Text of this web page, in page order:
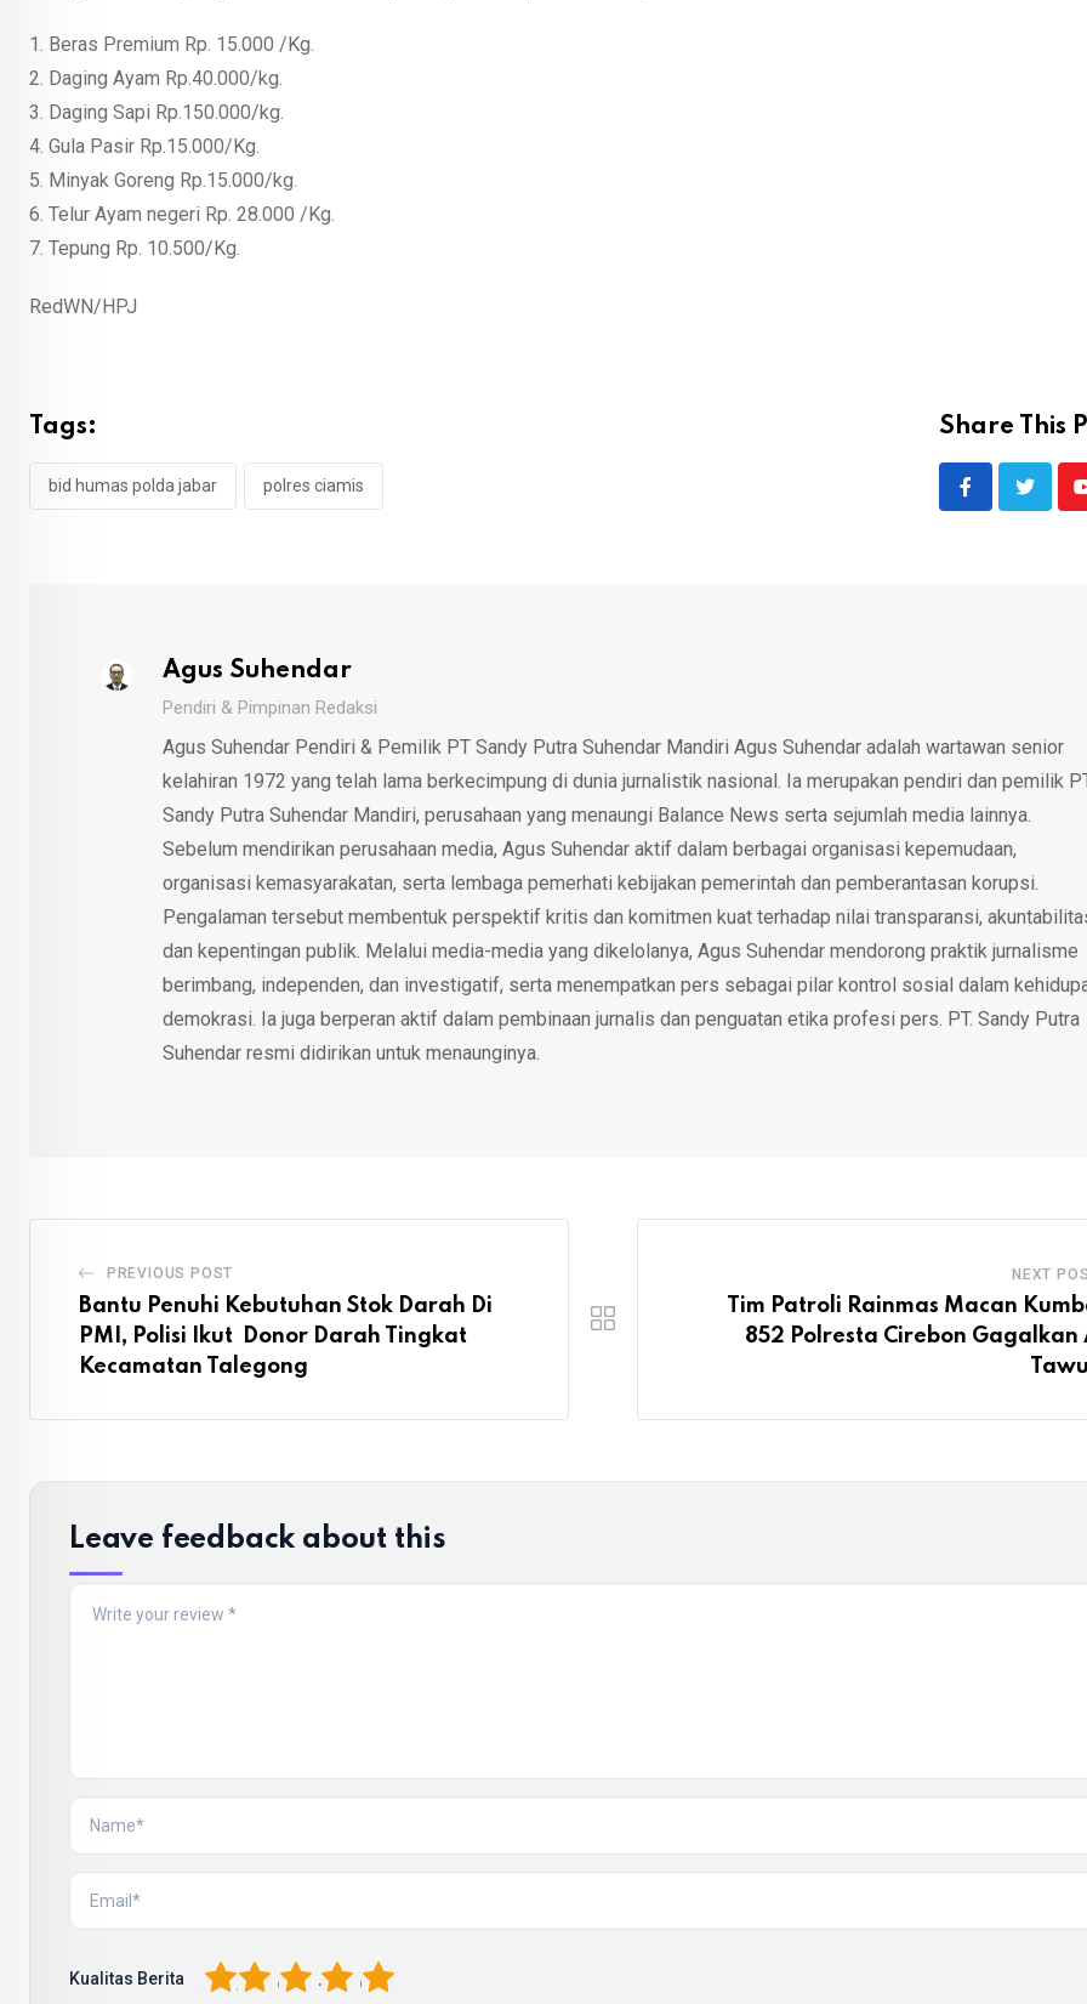
1. Beras Premium Rp. 15.000 /Kg.
2. Daging Ayam Rp.40.000/kg.
3. Daging Sapi Rp.150.000/kg.
4. Gula Pasir Rp.15.000/Kg.
5. Minyak Goreng Rp.15.000/kg.
6. Telur Ayam negeri Rp. 28.000 /Kg.
7. Tepung Rp. 10.500/Kg.
RedWN/HPJ
Tags:
bid humas polda jabar polres ciamis
Share This
Agus Suhendar
Pendiri & Pimpinan Redaksi
Agus Suhendar Pendiri & Pemilik PT Sandy Putra Suhendar Mandiri Agus Suhendar adalah wartawan senior
kelahiran 1972 yang telah lama berkecimpung di dunia jurnalistik nasional. Ia merupakan pendiri dan pemilik
Sandy Putra Suhendar Mandiri, perusahaan yang menaungi Balance News serta sejumlah media lainnya.
Sebelum mendirikan perusahaan media, Agus Suhendar aktif dalam berbagai organisasi kepemudaan,
organisasi kemasyarakatan, serta lembaga pemerhati kebijakan pemerintah dan pemberantasan korupsi.
Pengalaman tersebut membentuk perspektif kritis dan komitmen kuat terhadap nilai transparansi,
dan kepentingan publik. Melalui media-media yang dikelolanya, Agus Suhendar mendorong praktik jurnalisme
berimbang, independen, dan investigatif, serta menempatkan pers sebagai pilar kontrol sosial dalam
demokrasi. Ia juga berperan aktif dalam pembinaan jurnalis dan penguatan etika profesi pers. PT. Sandy Putra
Suhendar resmi didirikan untuk menaunginya.
PREVIOUS POST
Bantu Penuhi Kebutuhan Stok Darah Di
PMI, Polisi Ikut Donor Darah Tingkat
Kecamatan Talegong
NEXT
Tim Patroli Rainmas Macan
852 Polresta Cirebon Gagalkan
Leave feedback about this
Kualitas Berita 5
4
3
2